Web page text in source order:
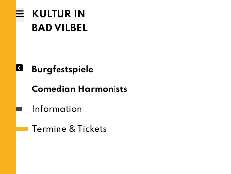
KULTUR IN
BAD VILBEL
Burgfestspiele
Comedian Harmonists
Information
Termine & Tickets